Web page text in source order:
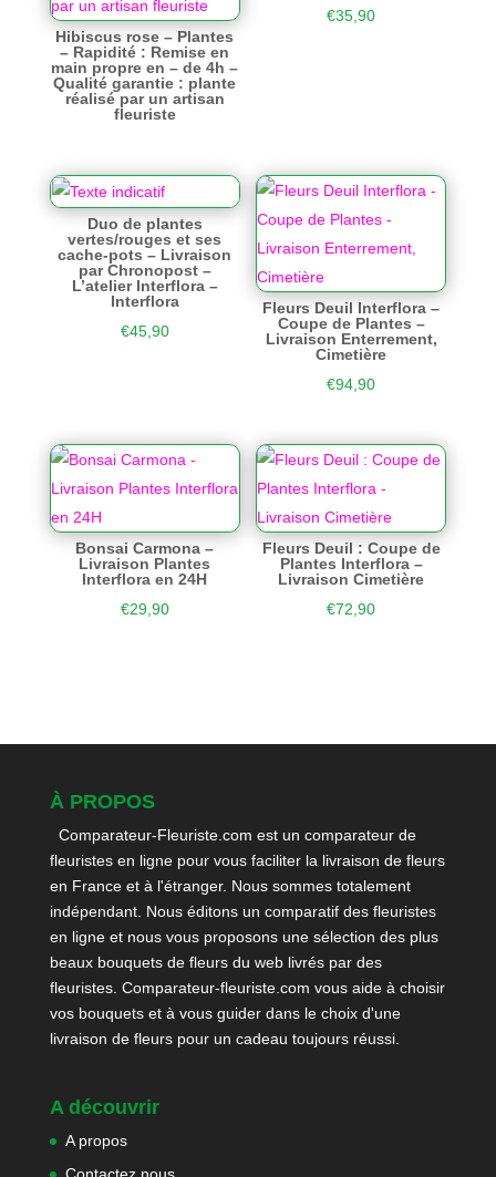
Hibiscus rose – Plantes
– Rapidité : Remise en
main propre en – de 4h –
Qualité garantie : plante
réalisé par un artisan
fleuriste
€35,90
Duo de plantes
vertes/rouges et ses
cache-pots – Livraison
par Chronopost –
L’atelier Interflora –
Interflora
€45,90
Fleurs Deuil Interflora –
Coupe de Plantes –
Livraison Enterrement,
Cimetière
€94,90
Bonsai Carmona –
Livraison Plantes
Interflora en 24H
€29,90
Fleurs Deuil : Coupe de
Plantes Interflora –
Livraison Cimetière
€72,90
À PROPOS
Comparateur-Fleuriste.com est un comparateur de
fleuristes en ligne pour vous faciliter la livraison de fleurs
en France et à l'étranger. Nous sommes totalement
indépendant. Nous éditons un comparatif des fleuristes
en ligne et nous vous proposons une sélection des plus
beaux bouquets de fleurs du web livrés par des
fleuristes. Comparateur-fleuriste.com vous aide à choisir
vos bouquets et à vous guider dans le choix d'une
livraison de fleurs pour un cadeau toujours réussi.
A découvrir
A propos